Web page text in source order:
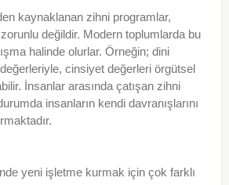
kaynaklanan zihni programlar,
değildir. Modern toplumlarda bu
halinde olurlar. Örneğin; dini
cinsiyet değerleri örgütsel
İnsanlar arasında çatışan zihni
insanların kendi davranışlarını
yeni işletme kurmak için çok farklı